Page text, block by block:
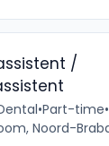
/
•Part-time•
Noord-